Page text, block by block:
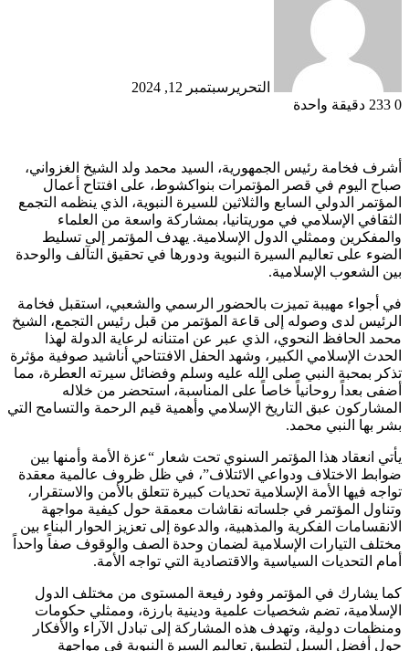
التحرير سبتمبر 12, 2024
0
دقيقة واحدة
أشرف فخامة رئيس الجمهورية، السيد محمد ولد الشيخ الغزواني،
صباح اليوم في قصر المؤتمرات بنواكشوط، على افتتاح أعمال
المؤتمر الدولي السابع والثلاثين للسيرة النبوية، الذي ينظمه التجمع
الثقافي الإسلامي في موريتانيا، بمشاركة واسعة من العلماء
والمفكرين وممثلي الدول الإسلامية. يهدف المؤتمر إلى تسليط
الضوء على تعاليم السيرة النبوية ودورها في تحقيق التآلف والوحدة
بين الشعوب الإسلامية.
في أجواء مهيبة تميزت بالحضور الرسمي والشعبي، استقبل فخامة
الرئيس لدى وصوله إلى قاعة المؤتمر من قبل رئيس التجمع، الشيخ
محمد الحافظ النحوي، الذي عبر عن امتنانه لرعاية الدولة لهذا
الحدث الإسلامي الكبير، وشهد الحفل الافتتاحي أناشيد صوفية مؤثرة
تذكر بمحبة النبي صلى الله عليه وسلم وفضائل سيرته العطرة، مما
أضفى بعداً روحانياً خاصاً على المناسبة، استحضر من خلاله
المشاركون عبق التاريخ الإسلامي وأهمية قيم الرحمة والتسامح التي
بشر بها النبي محمد.
يأتي انعقاد هذا المؤتمر السنوي تحت شعار “عزة الأمة وأمنها بين
ضوابط الاختلاف ودواعي الائتلاف”، في ظل ظروف عالمية معقدة
تواجه فيها الأمة الإسلامية تحديات كبيرة تتعلق بالأمن والاستقرار،
وتناول المؤتمر في جلساته نقاشات معمقة حول كيفية مواجهة
الانقسامات الفكرية والمذهبية، والدعوة إلى تعزيز الحوار البناء بين
مختلف التيارات الإسلامية لضمان وحدة الصف والوقوف صفاً واحداً
أمام التحديات السياسية والاقتصادية التي تواجه الأمة.
كما يشارك في المؤتمر وفود رفيعة المستوى من مختلف الدول
الإسلامية، تضم شخصيات علمية ودينية بارزة، وممثلي حكومات
ومنظمات دولية، وتهدف هذه المشاركة إلى تبادل الآراء والأفكار
حول أفضل السبل لتطبيق تعاليم السيرة النبوية في مواجهة